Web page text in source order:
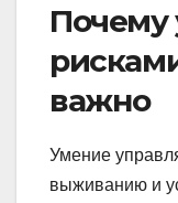
Почему
важно
Умение
выживанию и